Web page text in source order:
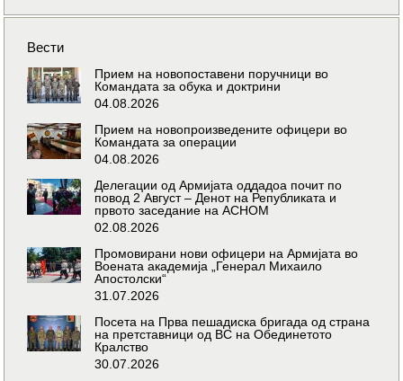
Вести
Прием на новопоставени поручници во
Командата за обука и доктрини
04.08.2026
Прием на новопроизведените офицери во
Командата за операции
04.08.2026
Делегации од Армијата оддадоа почит по
повод 2 Август – Денот на Републиката и
првото заседание на АСНОМ
02.08.2026
Промовирани нови офицери на Армијата во
Воената академија „Генерал Михаило
Апостолски“
31.07.2026
Посета на Прва пешадиска бригада од страна
на претставници од ВС на Обединетото
Кралство
30.07.2026